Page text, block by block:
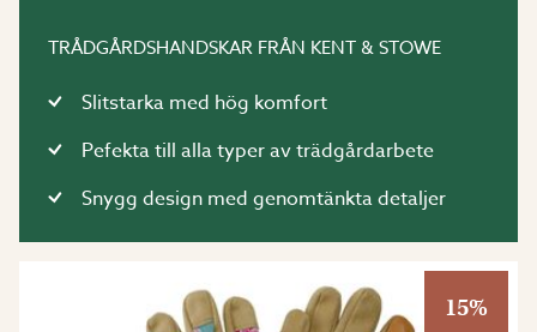
TRÅDGÅRDSHANDSKAR FRÅN KENT & STOWE
Slitstarka med hög komfort
Pefekta till alla typer av trädgårdarbete
Snygg design med genomtänkta detaljer
15%